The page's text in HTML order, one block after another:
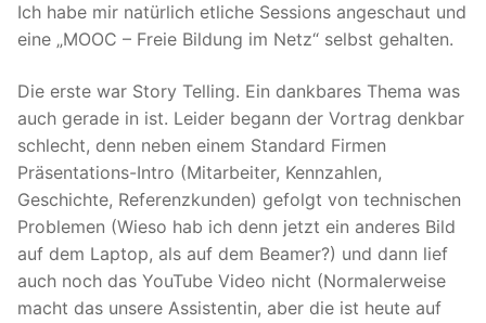
Ich habe mir natürlich etliche Sessions angeschaut und
eine „MOOC – Freie Bildung im Netz“ selbst gehalten.
Die erste war Story Telling. Ein dankbares Thema was
auch gerade in ist. Leider begann der Vortrag denkbar
schlecht, denn neben einem Standard Firmen
Präsentations-Intro (Mitarbeiter, Kennzahlen,
Geschichte, Referenzkunden) gefolgt von technischen
Problemen (Wieso hab ich denn jetzt ein anderes Bild
auf dem Laptop, als auf dem Beamer?) und dann lief
auch noch das YouTube Video nicht (Normalerweise
macht das unsere Assistentin, aber die ist heute auf